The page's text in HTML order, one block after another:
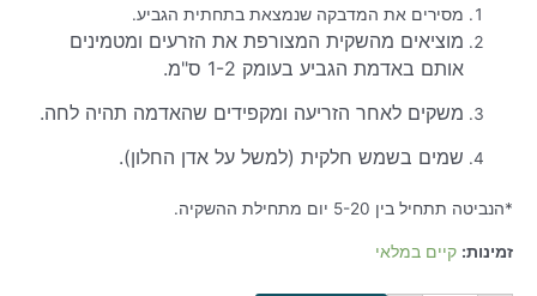
מסירים את המדבקה שנמצאת בתחתית הגביע.
מוציאים מהשקית המצורפת את הזרעים ומטמינים
אותם באדמת הגביע בעומק 1-2 ס"מ.
משקים לאחר הזריעה ומקפידים שהאדמה תהיה לחה.
שמים בשמש חלקית (למשל על אדן החלון).
*הנביטה תתחיל בין 5-20 יום מתחילת ההשקיה.
זמינות: קיים במלאי